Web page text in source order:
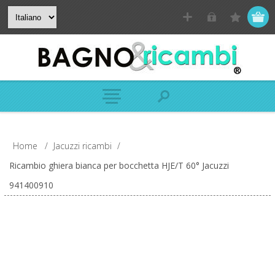
Home / Jacuzzi ricambi /
Ricambio ghiera bianca per bocchetta HJE/T 60° Jacuzzi
941400910